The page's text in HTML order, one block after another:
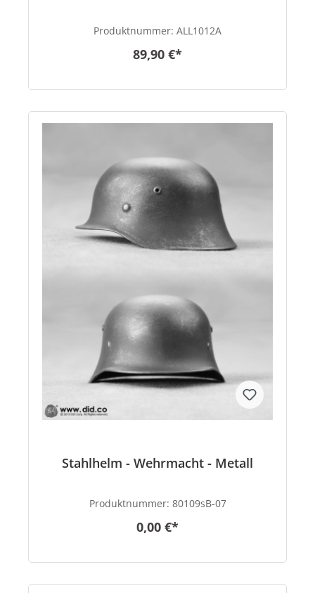
Produktnummer: ALL1012A
89,90 €*
Stahlhelm - Wehrmacht - Metall
Produktnummer: 80109sB-07
0,00 €*